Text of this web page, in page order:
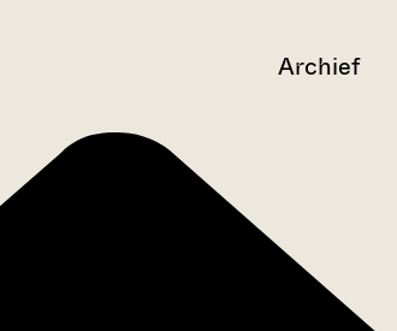
Archief